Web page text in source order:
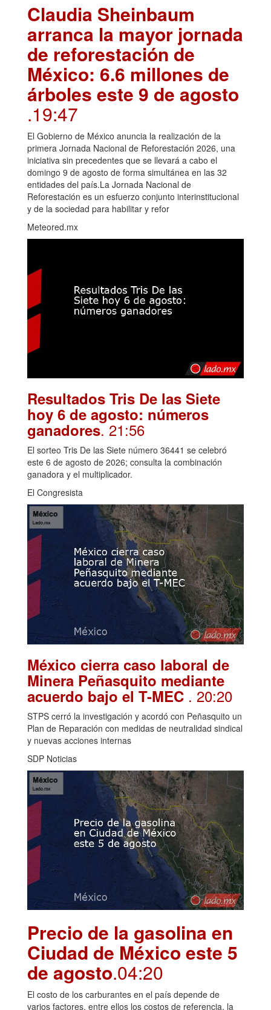
Claudia Sheinbaum
arranca la mayor jornada
de reforestación de
México: 6.6 millones de
árboles este 9 de agosto
.19:47
El Gobierno de México anuncia la realización de la
primera Jornada Nacional de Reforestación 2026, una
iniciativa sin precedentes que se llevará a cabo el
domingo 9 de agosto de forma simultánea en las 32
entidades del país.La Jornada Nacional de
Reforestación es un esfuerzo conjunto interinstitucional
y de la sociedad para habilitar y refor
Meteored.mx
Resultados Tris De las Siete
hoy 6 de agosto: números
ganadores. 21:56
El sorteo Tris De las Siete número 36441 se celebró
este 6 de agosto de 2026; consulta la combinación
ganadora y el multiplicador.
El Congresista
México cierra caso laboral de
Minera Peñasquito mediante
acuerdo bajo el T-MEC . 20:20
STPS cerró la investigación y acordó con Peñasquito un
Plan de Reparación con medidas de neutralidad sindical
y nuevas acciones internas
SDP Noticias
Precio de la gasolina en
Ciudad de México este 5
de agosto.04:20
El costo de los carburantes en el país depende de
varios factores, entre ellos los costos de referencia, la